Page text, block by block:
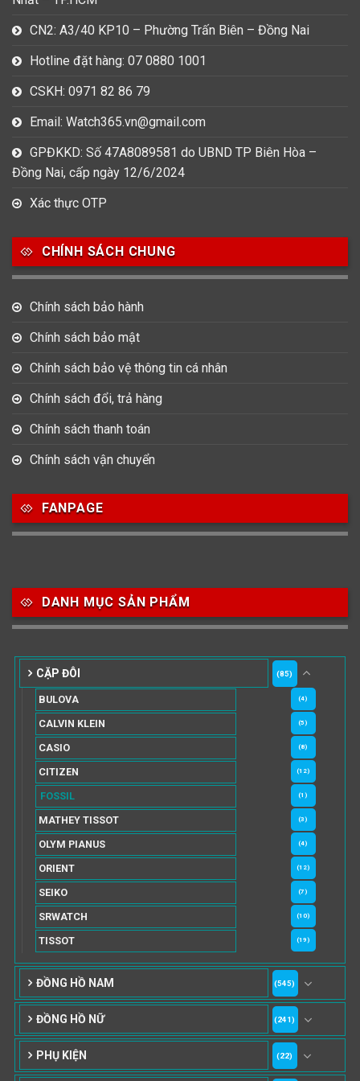
CN2: A3/40 KP10 – Phường Trấn Biên – Đồng Nai
Hotline đặt hàng: 07 0880 1001
CSKH: 0971 82 86 79
Email: Watch365.vn@gmail.com
GPĐKKD: Số 47A8089581 do UBND TP Biên Hòa –
Đồng Nai, cấp ngày 12/6/2024
Xác thực OTP
CHÍNH SÁCH CHUNG
Chính sách bảo hành
Chính sách bảo mật
Chính sách bảo vệ thông tin cá nhân
Chính sách đổi, trả hàng
Chính sách thanh toán
Chính sách vận chuyển
FANPAGE
DANH MỤC SẢN PHẨM
CẶP ĐÔI (85)
BULOVA (4)
CALVIN KLEIN (5)
CASIO (8)
CITIZEN (12)
FOSSIL (1)
MATHEY TISSOT (3)
OLYM PIANUS (4)
ORIENT (12)
SEIKO (7)
SRWATCH (10)
TISSOT (19)
ĐỒNG HỒ NAM (545)
ĐỒNG HỒ NỮ (241)
PHỤ KIỆN (22)